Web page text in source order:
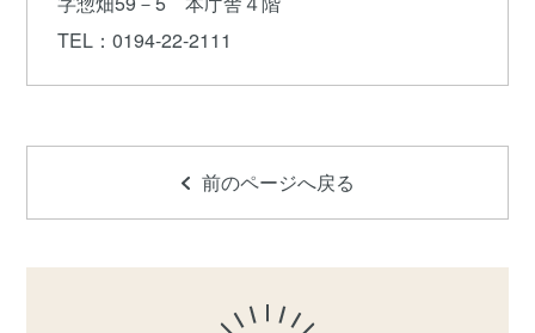
TEL ：0194-22-2111
前のページへ戻る